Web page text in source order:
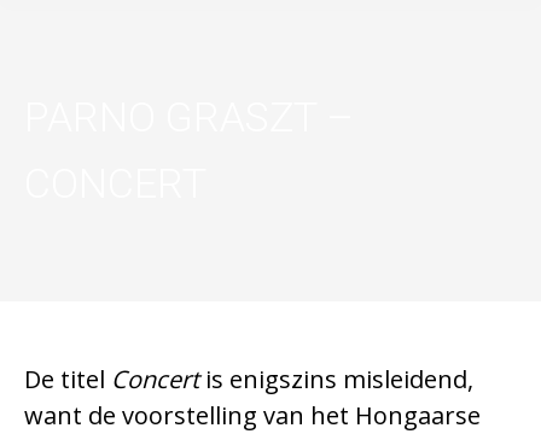
De titel Concertis enigszins misleidend,
want de voorstelling van het Hongaarse